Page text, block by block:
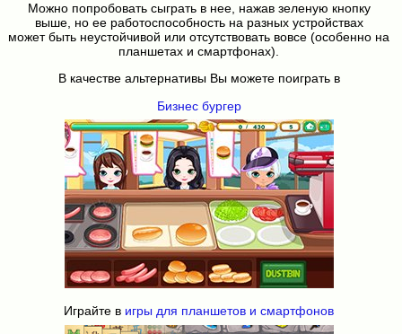
Можно попробовать сыграть в нее, нажав зеленую кнопку
выше, но ее работоспособность на разных устройствах
может быть неустойчивой или отсутствовать вовсе (особенно на
планшетах и смартфонах).
В качестве альтернативы Вы можете поиграть в
Бизнес бургер
Играйте в игры для планшетов и смартфонов